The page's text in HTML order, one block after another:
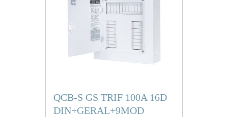
QCB-S GS TRIF 100A 16D
DIN+GERAL+9MOD